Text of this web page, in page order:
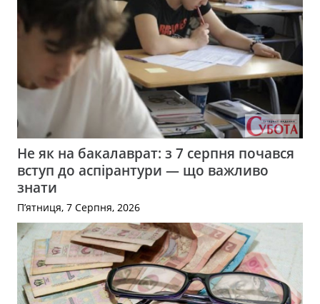
Не як на бакалаврат: з 7 серпня почався
вступ до аспірантури — що важливо
знати
П’ятниця, 7 Серпня, 2026